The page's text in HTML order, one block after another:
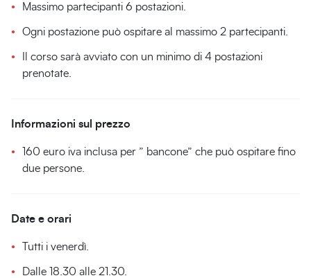
Massimo partecipanti 6 postazioni.
Ogni postazione può ospitare al massimo 2 partecipanti.
Il corso sarà avviato con un minimo di 4 postazioni
prenotate.
Informazioni sul prezzo
160 euro iva inclusa per ” bancone” che può ospitare fino
due persone.
Date e orari
Tutti i venerdì.
Dalle 18.30 alle 21.30.